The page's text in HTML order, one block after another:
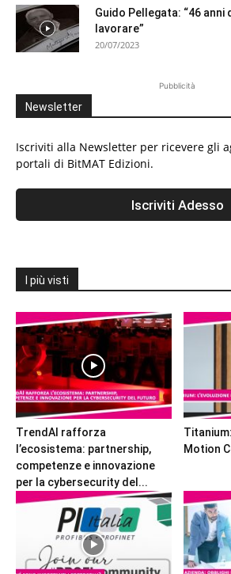
Guido Pellegata: “46
lavorare”
20/07/2023
Pubblicità
Newsletter
Iscriviti alla Newsletter per ricevere gli
portali di BitMAT Edizioni.
I più visti
TrendAI rafforza
l’ecosistema: partnership,
competenze e innovazione
per la cybersecurity del...
Motion